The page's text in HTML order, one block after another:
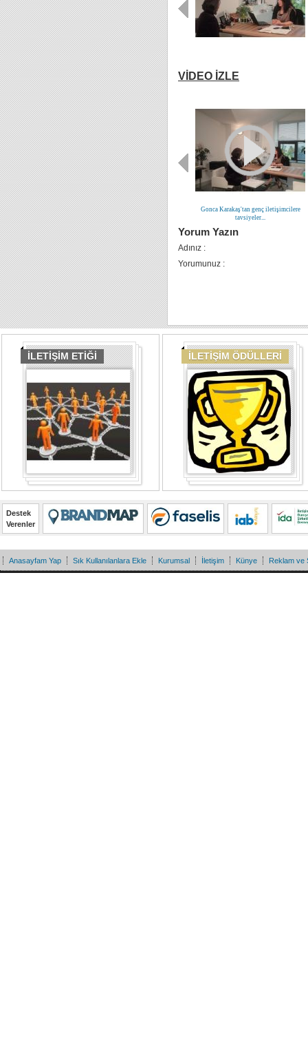
VİDEO İZLE
Gonca Karakaş'tan genç iletişimcilere
tavsiyeler...
Yorum Yazın
Adınız :
Yorumunuz :
İLETİŞİM ETİĞİ İLETİŞİM ÖDÜLLERİ
Destek
Verenler
Anasayfam Yap Sık Kullanılanlara Ekle Kurumsal İletişim Künye Reklam ve